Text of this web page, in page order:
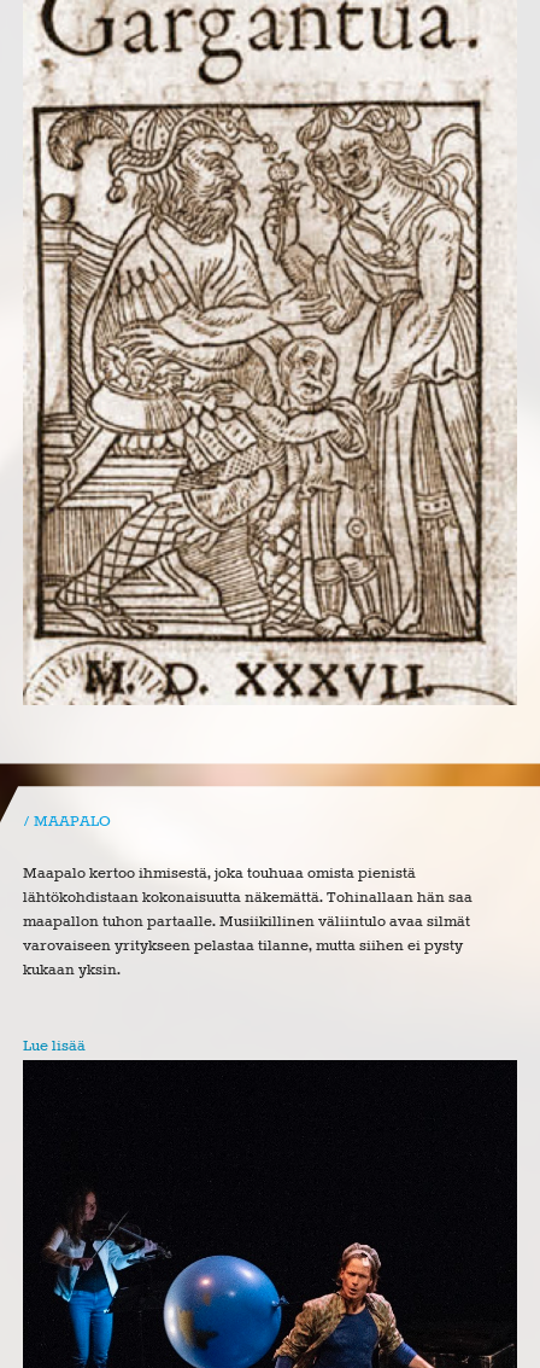
MAAPALO
Maapalo kertoo ihmisestä, joka touhuaa omista pienistä
lähtökohdistaan kokonaisuutta näkemättä. Tohinallaan hän saa
maapallon tuhon partaalle. Musiikillinen väliintulo avaa silmät
varovaiseen yritykseen pelastaa tilanne, mutta siihen ei pysty
kukaan yksin.
Lue lisää